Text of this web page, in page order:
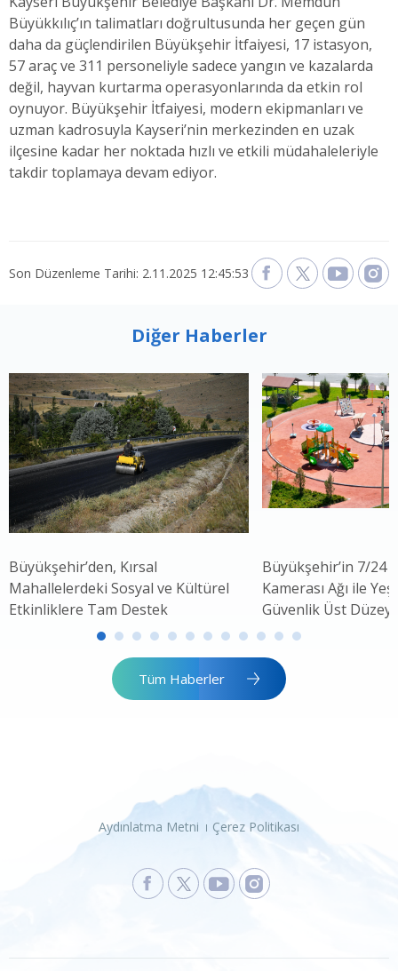
Büyükkılıç’ın talimatları doğrultusunda her geçen gün
daha da güçlendirilen Büyükşehir İtfaiyesi, 17 istasyon,
57 araç ve 311 personeliyle sadece yangın ve kazalarda
değil, hayvan kurtarma operasyonlarında da etkin rol
oynuyor. Büyükşehir İtfaiyesi, modern ekipmanları ve
uzman kadrosuyla Kayseri’nin merkezinden en uzak
ilçesine kadar her noktada hızlı ve etkili müdahaleleriyle
takdir toplamaya devam ediyor.
Son Düzenleme Tarihi: 2.11.2025 12:45:53
Diğer Haberler
Büyükşehir’den, Kırsal
Mahallelerdeki Sosyal ve Kültürel
Etkinliklere Tam Destek
Büyükşehir’in 7/24
Kamerası Ağı ile
Güvenlik Üst
Tüm Haberler
Aydınlatma Metni Çerez Politikası